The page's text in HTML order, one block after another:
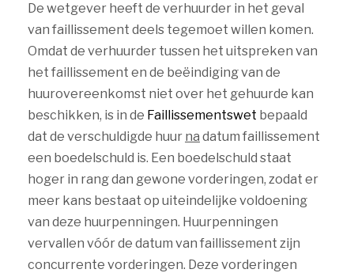
De wetgever heeft de verhuurder in het geval
van faillissement deels tegemoet willen komen.
Omdat de verhuurder tussen het uitspreken van
het faillissement en de beëindiging van de
huurovereenkomst niet over het gehuurde kan
beschikken, is in de Faillissementswet bepaald
dat de verschuldigde huur na datum faillissement
een boedelschuld is. Een boedelschuld staat
hoger in rang dan gewone vorderingen, zodat er
meer kans bestaat op uiteindelijke voldoening
van deze huurpenningen. Huurpenningen
vervallen vóór de datum van faillissement zijn
concurrente vorderingen. Deze vorderingen